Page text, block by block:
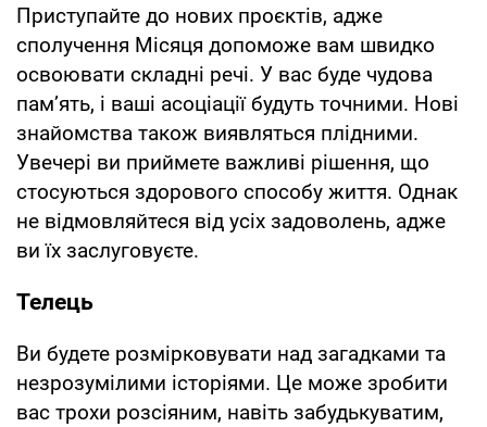
Приступайте до нових проєктів, адже
сполучення Місяця допоможе вам швидко
освоювати складні речі. У вас буде чудова
пам’ять, і ваші асоціації будуть точними. Нові
знайомства також виявляться плідними.
Увечері ви приймете важливі рішення, що
стосуються здорового способу життя. Однак
не відмовляйтеся від усіх задоволень, адже
ви їх заслуговуєте.
Телець
Ви будете розмірковувати над загадками та
незрозумілими історіями. Це може зробити
вас трохи розсіяним, навіть забудькуватим,